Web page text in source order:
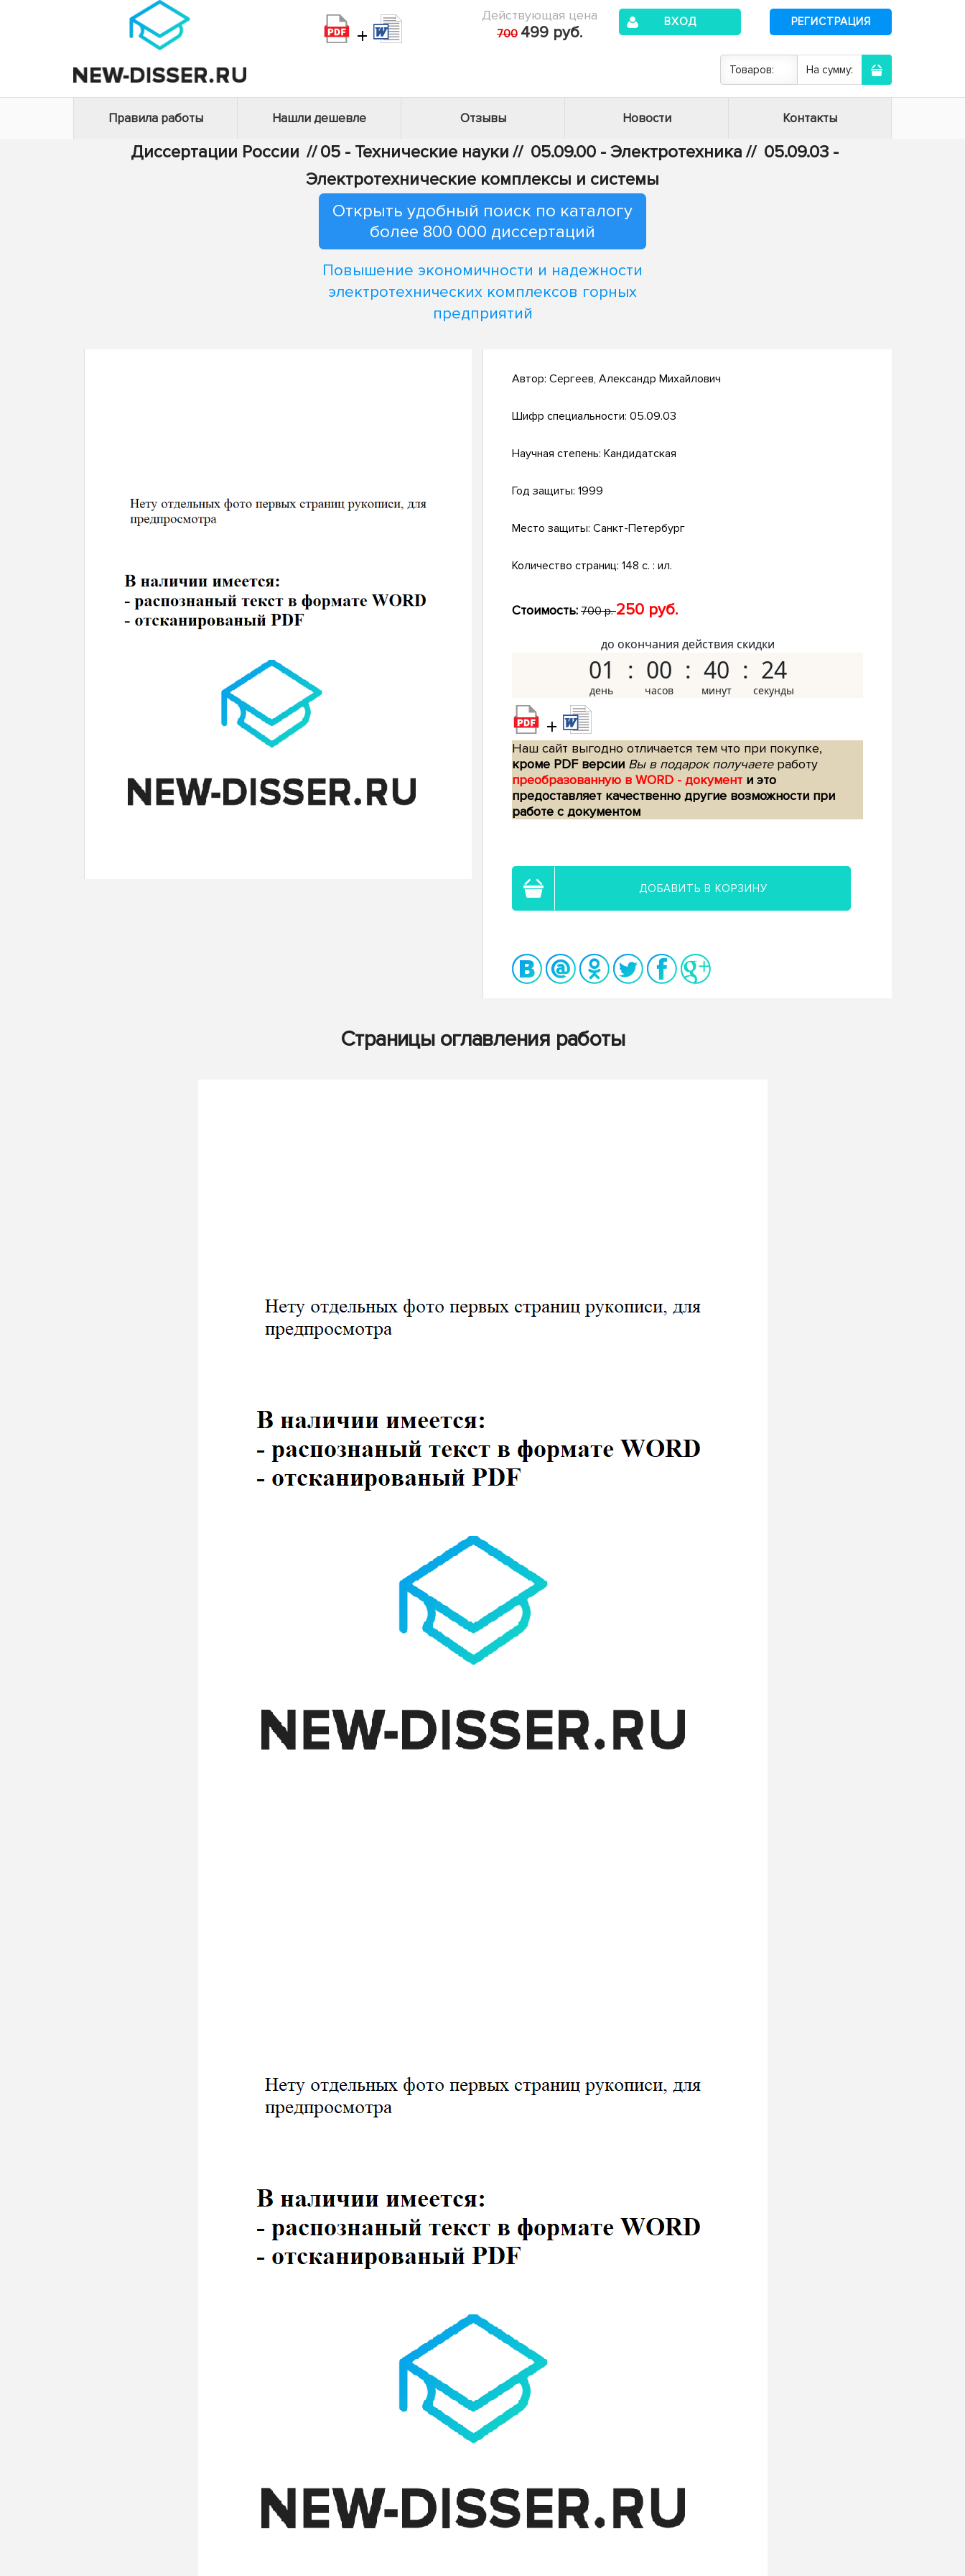
+
Действующая цена
700 499 руб.
ВХОД РЕГИСТРАЦИЯ
Товаров: На сумму:
Правила работы Нашли дешевле Отзывы Новости Контакты
Диссертации России // 05 - Технические науки // 05.09.00 - Электротехника // 05.09.03 -
Электротехнические комплексы и системы
Открыть удобный поиск по каталогу
более 800 000 диссертаций
Повышение экономичности и надежности
электротехнических комплексов горных
предприятий
Автор: Сергеев, Александр Михайлович
Шифр специальности: 05.09.03
Научная степень: Кандидатская
Год защиты: 1999
Место защиты: Санкт-Петербург
Количество страниц: 148 с. : ил.
Стоимость: 700 р.250 руб.
до окончания действия скидки
01 00 40 23
+
Наш сайт выгодно отличается тем что при покупке,
кроме PDF версии Вы в подарок получаетеработу
преобразованную в WORD - документ и это
предоставляет качественно другие возможности при
работе с документом
ДОБАВИТЬ В КОРЗИНУ
Страницы оглавления работы